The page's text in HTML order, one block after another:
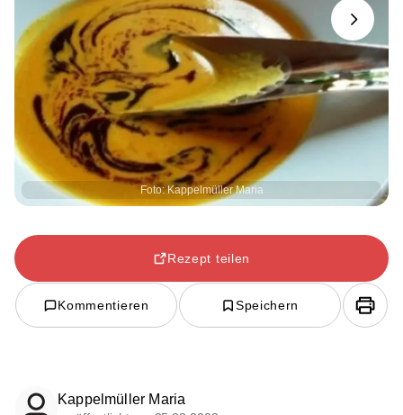
Foto: Kappelmüller Maria
Next
Rezept teilen
Kommentieren Speichern
Kappelmüller Maria